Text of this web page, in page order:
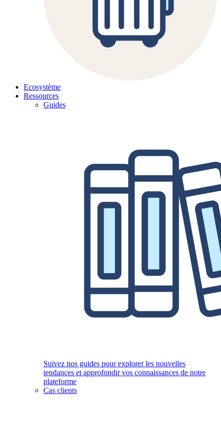
Ecosystème
Ressources
Guides
Suivez nos guides pour explorer les nouvelles
tendances et approfondir vos connaissances de notre
plateforme
Cas clients